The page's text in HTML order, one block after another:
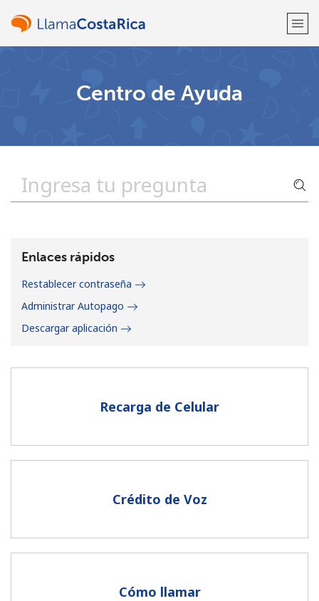
Un caracter especial
Centro de Ayuda
Recarga de Celular
Crédito de Voz
Cómo llamar
Enlaces rápidos
Restablecer contraseña
Administrar Autopago
Descargar aplicación